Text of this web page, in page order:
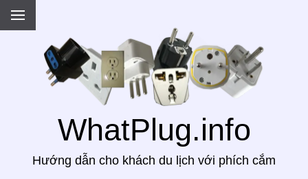
WhatPlug.info
Hướng dẫn cho khách du lịch với phích cắm